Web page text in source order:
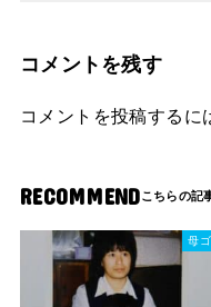
コメントを残す
コメントを投稿するに
RECOMMEND
母